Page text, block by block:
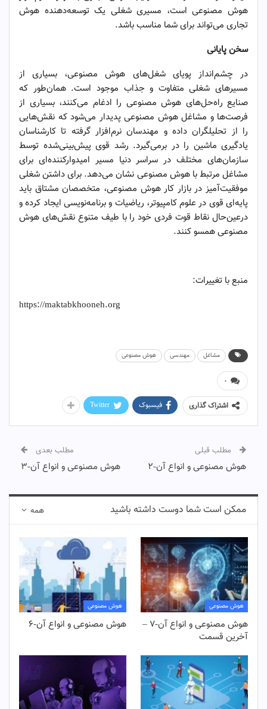
هوش مصنوعی است، مسیری شغلی یک توسعه‌دهنده هوش
تجاری می‌تواند برای شما مناسب باشد.
سخن پایانی
در چشم‌انداز پویای شغل‌های هوش مصنوعی، بسیاری از
مسیرهای شغلی متفاوت و جذاب موجود است. همان‌طور که
صنایع راه‌حل‌های هوش مصنوعی را ادغام می‌کنند، بسیاری از
فرصت‌ها و مشاغل هوش مصنوعی پدیدار می‌شود که نقش‌هایی
را از تحلیلگران داده و مهندسان نرم‌افزار گرفته تا کارشناسان
یادگیری ماشین را در برمی‌گیرد. رشد قوی پیش‌بینی‌شده توسط
سازمان‌های مختلف در سراسر دنیا مسیر امیدوارکننده‌ای برای
مشاغل مرتبط با هوش مصنوعی نشان می‌دهد. برای داشتن شغلی
موفقیت‌آمیز در بازار کار هوش مصنوعی، متخصصان مشتاق باید
پایه‌ای قوی در علوم کامپیوتر، ریاضیات و برنامه‌نویسی ایجاد کرده و
درعین‌حال نقاط قوت فردی خود را با طیف متنوع نقش‌های هوش
مصنوعی همسو کنند.
منبع با تغییرات:
https://maktabkhooneh.org
مشاغل مهندسی هوش مصنوعی
۰
اشتراک گذاری فیسبوک Twitter
مطلب قبلی
هوش مصنوعی و انواع آن-۲
مطلب بعدی
هوش مصنوعی و انواع آن-۳
همه ممکن است شما دوست داشته باشید
هوش مصنوعی
هوش مصنوعی و انواع آن-۷ –
آخرین قسمت
هوش مصنوعی
هوش مصنوعی و انواع آن-۶